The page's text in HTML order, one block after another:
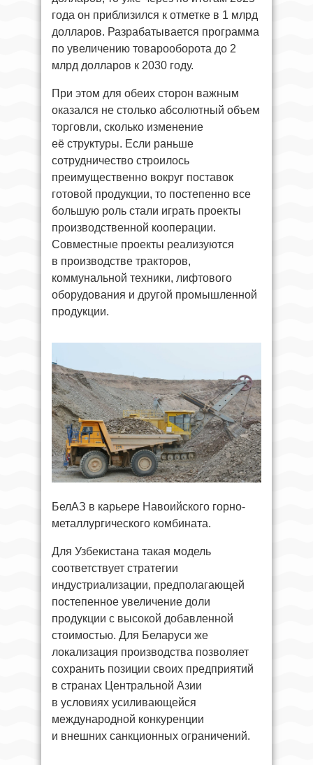
года он приблизился к отметке в 1 млрд
долларов. Разрабатывается программа
по увеличению товарооборота до 2
млрд долларов к 2030 году.
При этом для обеих сторон важным
оказался не столько абсолютный объем
торговли, сколько изменение
её структуры. Если раньше
сотрудничество строилось
преимущественно вокруг поставок
готовой продукции, то постепенно все
большую роль стали играть проекты
производственной кооперации.
Совместные проекты реализуются
в производстве тракторов,
коммунальной техники, лифтового
оборудования и другой промышленной
продукции.
БелАЗ в карьере Навоийского горно-
металлургического комбината.
Для Узбекистана такая модель
соответствует стратегии
индустриализации, предполагающей
постепенное увеличение доли
продукции с высокой добавленной
стоимостью. Для Беларуси же
локализация производства позволяет
сохранить позиции своих предприятий
в странах Центральной Азии
в условиях усиливающейся
международной конкуренции
и внешних санкционных ограничений.